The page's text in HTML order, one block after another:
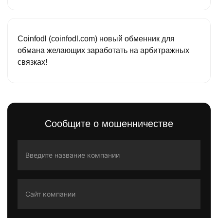
Coinfodl (coinfodl.com) новый обменник для
обмана желающих заработать на арбитражных
связках!
Сообщите о мошенничестве